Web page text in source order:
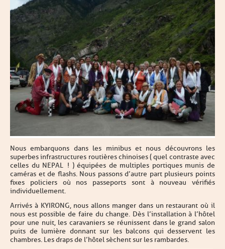
Nous embarquons dans les minibus et nous découvrons les
superbes infrastructures routières chinoises ( quel contraste avec
celles du NEPAL ! ) équipées de multiples portiques munis de
caméras et de flashs. Nous passons d’autre part plusieurs points
fixes policiers où nos passeports sont à nouveau vérifiés
individuellement.
Arrivés à KYIRONG, nous allons manger dans un restaurant où il
nous est possible de faire du change. Dès l’installation à l’hôtel
pour une nuit, les caravaniers se réunissent dans le grand salon
puits de lumière donnant sur les balcons qui desservent les
chambres. Les draps de l’hôtel sèchent sur les rambardes.